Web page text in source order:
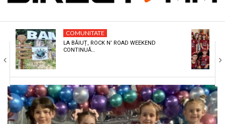
CULTURA
ECONOMIE
SANATATE
SPORT
SPECIAL
COMUNITATE
LA BĂIUȚ, ROCK N’ ROAD WEEKEND
CONTINUĂ…